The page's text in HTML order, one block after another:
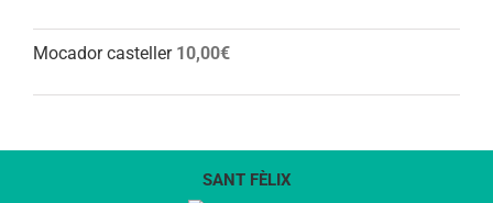
Mocador casteller 10,00€
SANT FÈLIX